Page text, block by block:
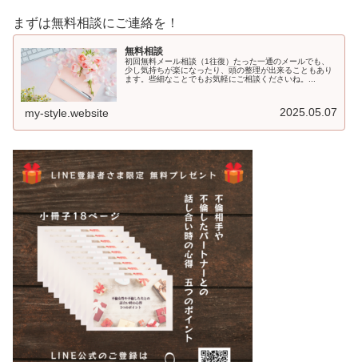
まずは無料相談にご連絡を！
無料相談
初回無料メール相談（1往復）たった一通のメールでも、
少し気持ちが楽になったり、頭の整理が出来ることもあり
ます。些細なことでもお気軽にご相談くださいね。...
my-style.website 2025.05.07